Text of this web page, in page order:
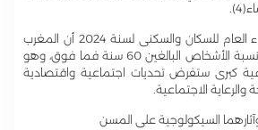
وتكشف معطيات الإحصاء العام للسكان والسكنى لسنة 2024 أن المغرب
يعرف ارتفاعاً متزايداً في نسبة الأشخاص البالغين 60 سنة فما فوق، وهو
كبرى ستفرض تحديات اجتماعية واقتصادية
والرعاية الاجتماعية.
السيكولوجية على المسن